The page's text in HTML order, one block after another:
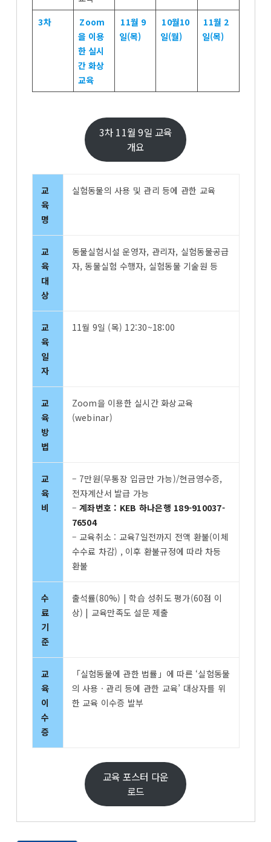
3차
Zoom
을 이용
한 실시
간 화상
교육
11월 9
일(목)
10월10
일(월)
11월 2
일(목)
3차 11월 9일 교육
개요
교
육
명
실험동물의 사용 및 관리 등에 관한 교육
교
육
대
상
동물실험시설 운영자, 관리자, 실험동물공급
자, 동물실험 수행자, 실험동물 기술원 등
교
육
일
자
11월 9일 (목) 12:30~18:00
교
육
방
법
Zoom을 이용한 실시간 화상교육
(webinar)
교
육
비
– 7만원(무통장 입금만 가능)/현금영수증,
전자계산서 발급 가능
– 계좌번호 : KEB 하나은행 189-910037-
76504
– 교육취소 : 교육7일전까지 전액 환불(이체
수수료 차감) , 이후 환불규정에 따라 차등
환불
수
료
기
준
출석률(80%) | 학습 성취도 평가(60점 이
상) | 교육만족도 설문 제출
교
육
이
수
증
「실험동물에 관한 법률」에 따른 ‘실험동물
의 사용 · 관리 등에 관한 교육’ 대상자를 위
한 교육 이수증 발부
교육 포스터 다운
로드